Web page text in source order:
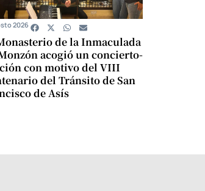
de la Inmaculada
acogió un concierto-
con motivo del VIII
del Tránsito de San
de Asís
2026